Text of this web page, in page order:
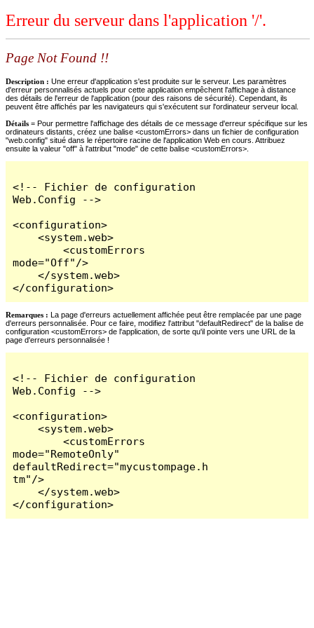
Erreur du serveur dans l'application '/'.
Page Not Found !!
Description : Une erreur d'application s'est produite sur le serveur. Les paramètres
d'erreur personnalisés actuels pour cette application empêchent l'affichage à distance
des détails de l'erreur de l'application (pour des raisons de sécurité). Cependant, ils
peuvent être affichés par les navigateurs qui s'exécutent sur l'ordinateur serveur local.
Détails = Pour permettre l'affichage des détails de ce message d'erreur spécifique sur les
ordinateurs distants, créez une balise <customErrors> dans un fichier de configuration
"web.config" situé dans le répertoire racine de l'application Web en cours. Attribuez
ensuite la valeur "off" à l'attribut "mode" de cette balise <customErrors>.
<!-- Fichier de configuration
Web.Config -->
<configuration>
    <system.web>
        <customErrors
mode="Off"/>
    </system.web>
</configuration>
Remarques : La page d'erreurs actuellement affichée peut être remplacée par une page
d'erreurs personnalisée. Pour ce faire, modifiez l'attribut "defaultRedirect" de la balise de
configuration <customErrors> de l'application, de sorte qu'il pointe vers une URL de la
page d'erreurs personnalisée !
<!-- Fichier de configuration
Web.Config -->
<configuration>
    <system.web>
        <customErrors
mode="RemoteOnly"
defaultRedirect="mycustompage.h
tm"/>
    </system.web>
</configuration>